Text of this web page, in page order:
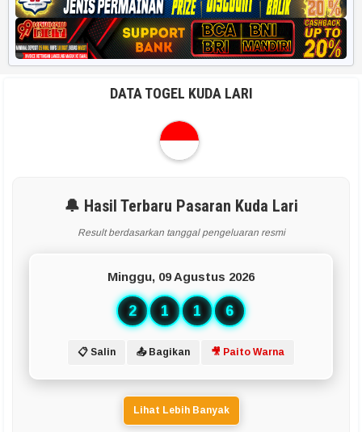
DATA TOGEL KUDA LARI
🔔 Hasil Terbaru Pasaran Kuda Lari
Result berdasarkan tanggal pengeluaran resmi
Minggu, 09 Agustus 2026
2 1 1 6
📋 Salin 📤 Bagikan 🎥 Paito Warna
Lihat Lebih Banyak